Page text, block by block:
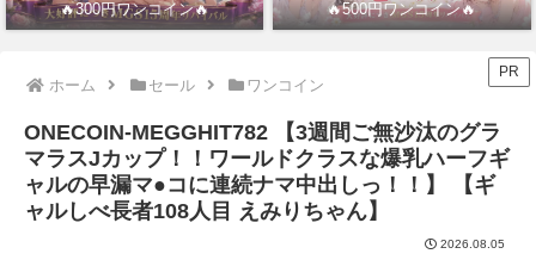
🔥300円ワンコイン🔥 🔥500円ワンコイン🔥
PR
ホーム セール ワンコイン
ONECOIN-MEGGHIT782 【3週間ご無沙汰のグラ
マラスJカップ！！ワールドクラスな爆乳ハーフギ
ャルの早漏マ●コに連続ナマ中出しっ！！】 【ギ
ャルしべ長者108人目 えみりちゃん】
2026.08.05